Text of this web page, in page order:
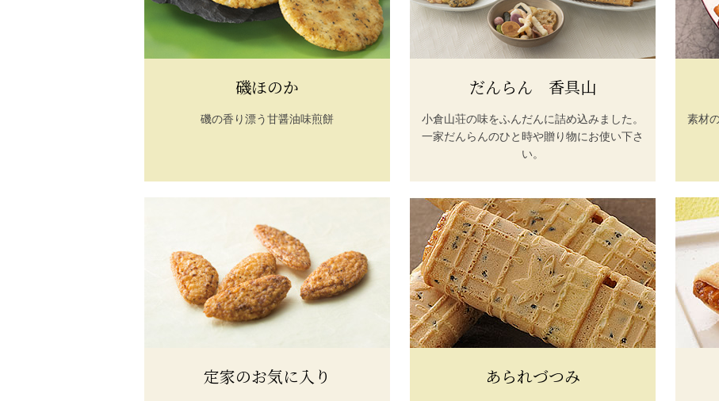
磯ほのか
磯の香り漂う甘醤油味煎餅
だんらん 香具山
小倉山荘の味をふんだんに詰め込みました。
一家だんらんのひと時や贈り物にお使い下さ
い。
素材
定家のお気に入り あられづつみ